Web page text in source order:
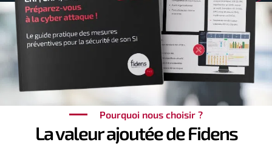
Pourquoi nous choisir ?
La valeur ajoutée de Fidens